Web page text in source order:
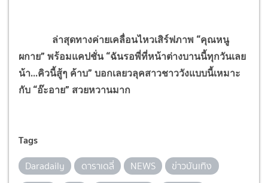
ล่าสุดทางค่ายเคลื่อนไหวเสิร์ฟภาพ “คุณหนู
ผกาย” พร้อมแคปชั่น “ฉันรอพี่ที่หน้าต่างบานนี้ทุกวันเลย
น้า...คิวนี้สู้ๆ ค้าบ” บอกเลยวลุคสาวชาววังแบบนี้เหมาะ
กับ “อ๊ะอาย” สวยหวานมาก
Tags
Daradaily ดาราเดลี่ NEWS
ข่าวบันเทิง